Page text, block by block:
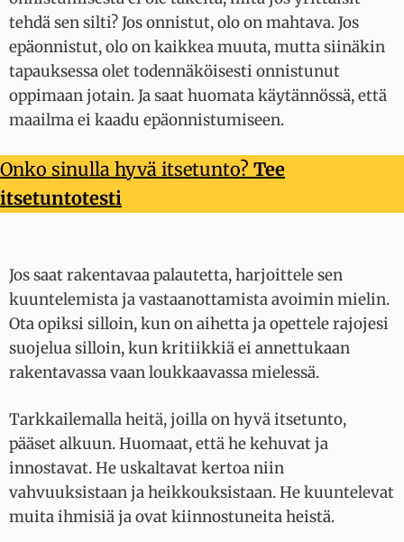
tehdä sen silti? Jos onnistut, olo on mahtava. Jos
epäonnistut, olo on kaikkea muuta, mutta siinäkin
tapauksessa olet todennäköisesti onnistunut
oppimaan jotain. Ja saat huomata käytännössä, että
maailma ei kaadu epäonnistumiseen.
Onko sinulla hyvä itsetunto? Tee
itsetuntotesti
Jos saat rakentavaa palautetta, harjoittele sen
kuuntelemista ja vastaanottamista avoimin mielin.
Ota opiksi silloin, kun on aihetta ja opettele rajojesi
suojelua silloin, kun kritiikkiä ei annettukaan
rakentavassa vaan loukkaavassa mielessä.
Tarkkailemalla heitä, joilla on hyvä itsetunto,
pääset alkuun. Huomaat, että he kehuvat ja
innostavat. He uskaltavat kertoa niin
vahvuuksistaan ja heikkouksistaan. He kuuntelevat
muita ihmisiä ja ovat kiinnostuneita heistä.